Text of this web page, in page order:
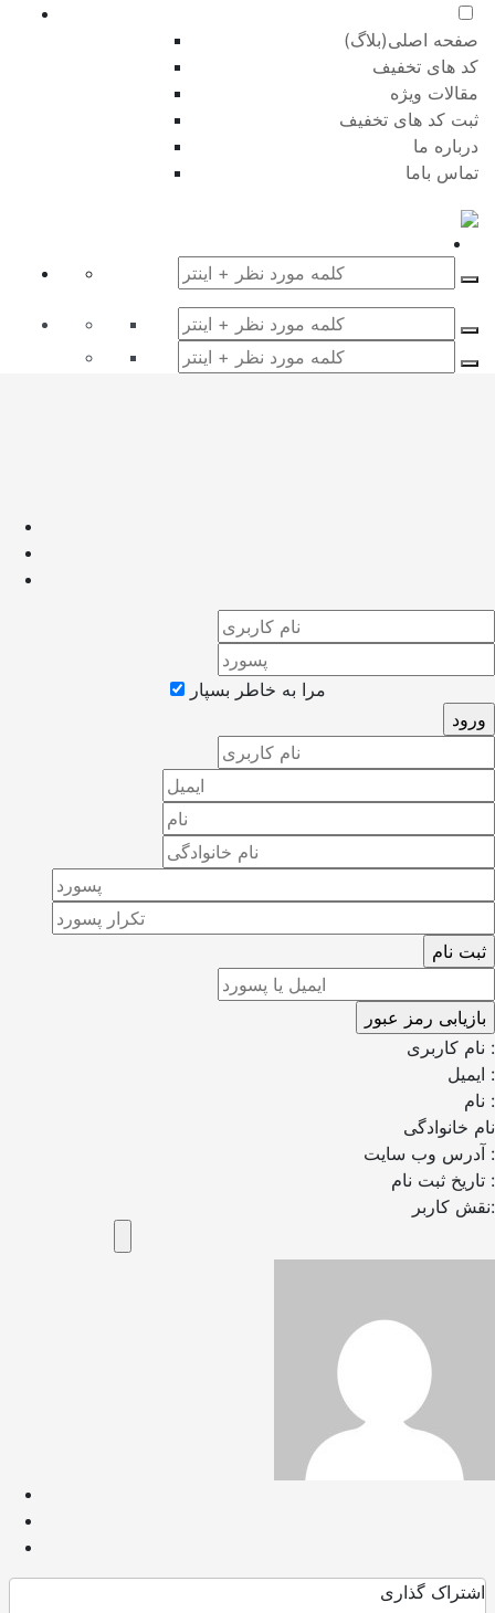
صفحه اصلی(بلاگ)
کد های تخفیف
مقالات ویژه
ثبت کد های تخفیف
درباره ما
تماس باما
مرا به خاطر بسپار
نام کاربری :
ایمیل :
نام :
نام خانوادگی
آدرس وب سایت :
تاریخ ثبت نام :
نقش کاربر:
اشتراک گذاری